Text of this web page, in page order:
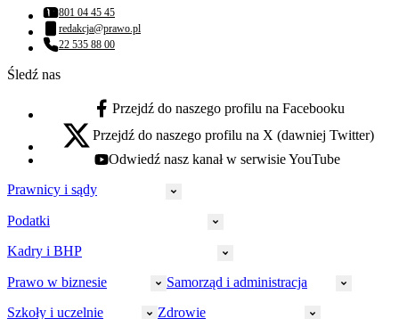
Numer telefonu:
801 04 45 45
Adres email:
redakcja@prawo.pl
Numer telefonu:
22 535 88 00
Śledź nas
facebook - otwiera się w nowej karcie
Przejdź do naszego profilu na Facebooku
x - otwiera się w nowej karcie
Przejdź do naszego profilu na X (dawniej Twitter)
youtube - otwiera się w nowej karcie
Odwiedź nasz kanał w serwisie YouTube
Prawnicy i sądy
Prawnicy
Policja
Strefa aplikanta
Podatki
CIT
Akcyza
Kadry i BHP
HR
Prawo w biznesie Samorząd i administracja
Szkoły i uczelnie Zdrowie